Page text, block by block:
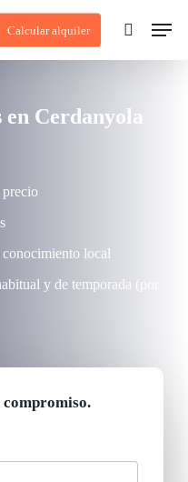
Calcular alquiler
search
Menu
en Cerdanyola
local
y de temporada (por